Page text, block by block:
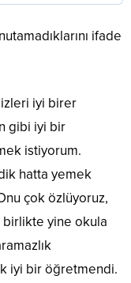
ifade
iyi birer
gibi iyi bir
istiyorum.
hatta yemek
çok özlüyoruz,
yine okula
iyi bir öğretmendi.